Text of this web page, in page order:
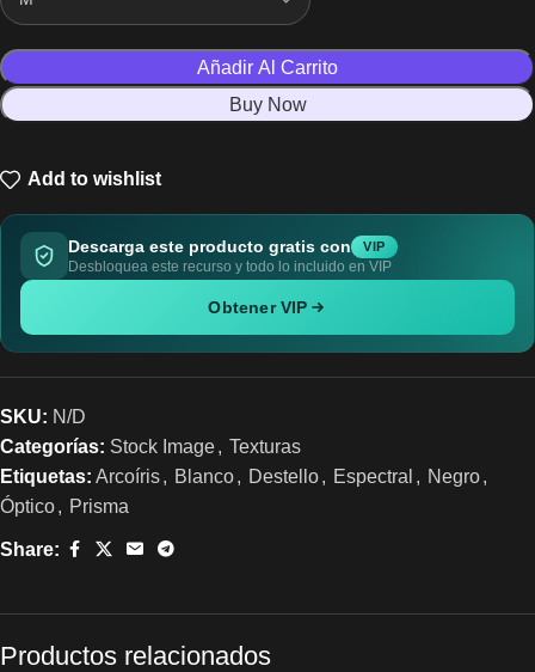
Añadir Al Carrito
Buy Now
Add to wishlist
Descarga este producto gratis con VIP
Desbloquea este recurso y todo lo incluido en VIP
Obtener VIP
SKU: N/D
Categorías: Stock Image, Texturas
Etiquetas: Arcoíris, Blanco, Destello, Espectral , Negro,
Óptico, Prisma
Share:
Productos relacionados